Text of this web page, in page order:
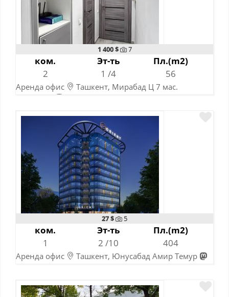
1 400 $ 7
ком.
2
Эт-ть
1 /4
Пл.(m2)
56
Аренда офис
Ташкент, Мирабад Ц 7 мас.
07-11-2023
27 $ 5
ком.
1
Эт-ть
2 /10
Пл.(m2)
404
Аренда офис
Ташкент, Юнусабад Амир Темур
08-10-2023